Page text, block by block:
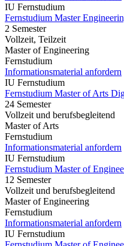
IU Fernstudium
Fernstudium Master
2 Semester
Vollzeit, Teilzeit
Master of Engineering
Fernstudium
Informationsmaterial anfordern
IU Fernstudium
Fernstudium Master of Arts
24 Semester
Vollzeit und berufsbegleitend
Master of Arts
Fernstudium
Informationsmaterial anfordern
IU Fernstudium
Fernstudium Master of
12 Semester
Vollzeit und berufsbegleitend
Master of Engineering
Fernstudium
Informationsmaterial anfordern
IU Fernstudium